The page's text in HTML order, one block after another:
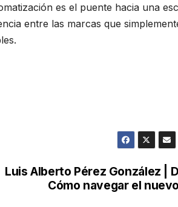
es el puente hacia una
entre las marcas que
Luis Alberto Pérez González |
Cómo navegar el